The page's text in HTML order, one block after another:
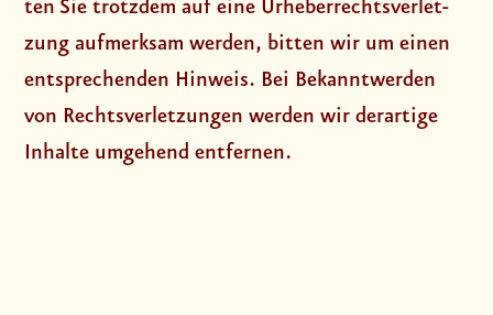
ten Sie trotz­dem auf eine Urhe­ber­rechts­ver­let­
zung auf­merk­sam wer­den, bit­ten wir um einen
ent­spre­chen­den Hin­weis. Bei Bekannt­wer­den
von Rechts­ver­let­zun­gen wer­den wir der­ar­ti­ge
Inhal­te umge­hend ent­fer­nen.